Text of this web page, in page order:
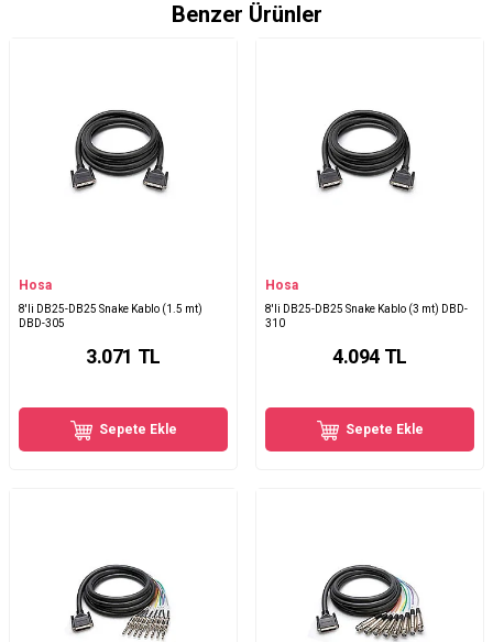
Benzer Ürünler
Hosa
8'li DB25-DB25 Snake Kablo (1.5 mt)
DBD-305
3.071 TL
Sepete Ekle
Hosa
8'li DB25-DB25 Snake Kablo (3 mt) DBD-
310
4.094 TL
Sepete Ekle